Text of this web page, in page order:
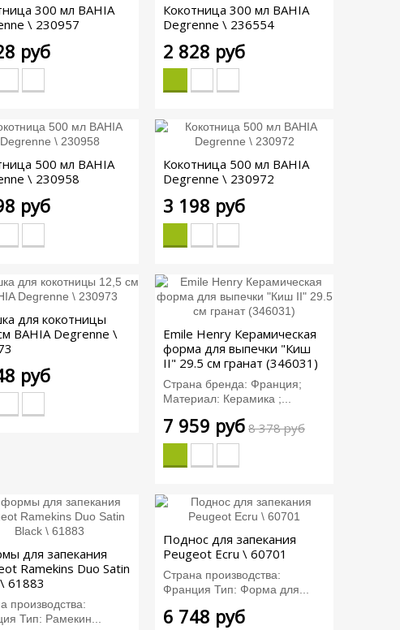
300 мл BAHIA
\ 230957
руб
Кокотница 300 мл BAHIA
Degrenne \ 236554
2 828 руб
500 мл BAHIA
\ 230958
руб
Кокотница 500 мл BAHIA
Degrenne \ 230972
3 198 руб
для кокотницы
BAHIA Degrenne \
руб
Emile Henry Керамическая
форма для выпечки "Киш
II" 29.5 см гранат (346031)
Страна бренда: Франция;
Материал: Керамика ;...
7 959 руб 8 378 руб
для запекания
Ramekins Duo Satin
61883
производства:
Тип: Рамекин...
Поднос для запекания
Peugeot Ecru \ 60701
Страна производства:
Франция Тип: Форма для...
6 748 руб